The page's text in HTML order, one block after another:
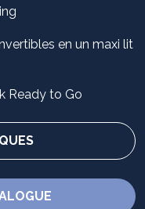
en un maxi lit
Ready to Go